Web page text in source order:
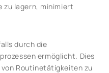
zu lagern, minimiert
durch die
ermöglicht. Dies
Routinetätigkeiten zu